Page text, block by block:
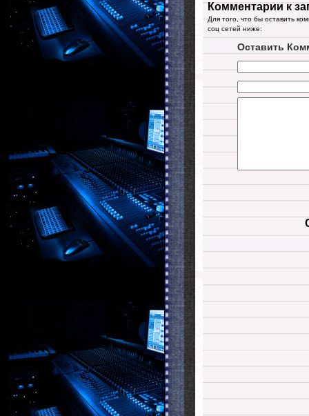
Комментарии к
Для того, что бы оставить
соц сетей ниже:
Оставить